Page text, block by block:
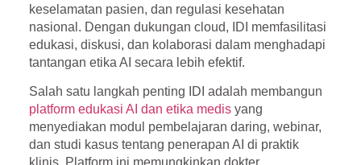
keselamatan pasien, dan regulasi kesehatan
nasional. Dengan dukungan cloud, IDI memfasilitasi
edukasi, diskusi, dan kolaborasi dalam menghadapi
tantangan etika AI secara lebih efektif.
Salah satu langkah penting IDI adalah membangun
platform edukasi AI dan etika medisyang
menyediakan modul pembelajaran daring, webinar,
dan studi kasus tentang penerapan AI di praktik